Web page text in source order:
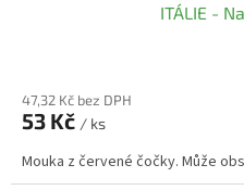
ITÁLIE -
47,32 Kč bez DPH
53 Kč / ks
Mouka z červené čočky. Může